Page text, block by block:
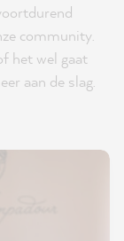
community.
het wel gaat
aan de slag.